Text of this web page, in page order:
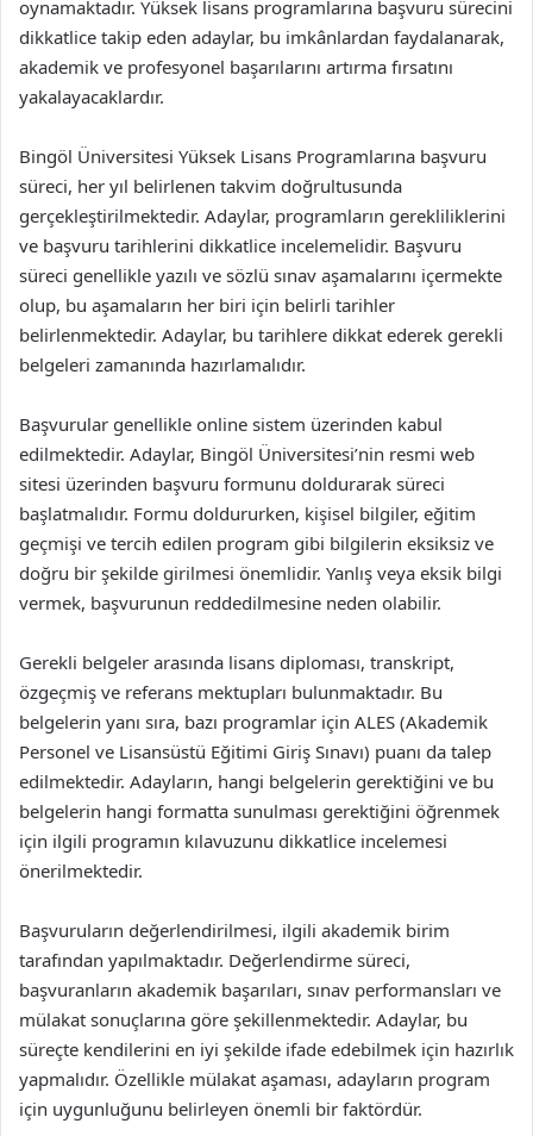
oynamaktadır. Yüksek lisans programlarına başvuru sürecini
dikkatlice takip eden adaylar, bu imkânlardan faydalanarak,
akademik ve profesyonel başarılarını artırma fırsatını
yakalayacaklardır.
Bingöl Üniversitesi Yüksek Lisans Programlarına başvuru
süreci, her yıl belirlenen takvim doğrultusunda
gerçekleştirilmektedir. Adaylar, programların gerekliliklerini
ve başvuru tarihlerini dikkatlice incelemelidir. Başvuru
süreci genellikle yazılı ve sözlü sınav aşamalarını içermekte
olup, bu aşamaların her biri için belirli tarihler
belirlenmektedir. Adaylar, bu tarihlere dikkat ederek gerekli
belgeleri zamanında hazırlamalıdır.
Başvurular genellikle online sistem üzerinden kabul
edilmektedir. Adaylar, Bingöl Üniversitesi’nin resmi web
sitesi üzerinden başvuru formunu doldurarak süreci
başlatmalıdır. Formu doldururken, kişisel bilgiler, eğitim
geçmişi ve tercih edilen program gibi bilgilerin eksiksiz ve
doğru bir şekilde girilmesi önemlidir. Yanlış veya eksik bilgi
vermek, başvurunun reddedilmesine neden olabilir.
Gerekli belgeler arasında lisans diploması, transkript,
özgeçmiş ve referans mektupları bulunmaktadır. Bu
belgelerin yanı sıra, bazı programlar için ALES (Akademik
Personel ve Lisansüstü Eğitimi Giriş Sınavı) puanı da talep
edilmektedir. Adayların, hangi belgelerin gerektiğini ve bu
belgelerin hangi formatta sunulması gerektiğini öğrenmek
için ilgili programın kılavuzunu dikkatlice incelemesi
önerilmektedir.
Başvuruların değerlendirilmesi, ilgili akademik birim
tarafından yapılmaktadır. Değerlendirme süreci,
başvuranların akademik başarıları, sınav performansları ve
mülakat sonuçlarına göre şekillenmektedir. Adaylar, bu
süreçte kendilerini en iyi şekilde ifade edebilmek için hazırlık
yapmalıdır. Özellikle mülakat aşaması, adayların program
için uygunluğunu belirleyen önemli bir faktördür.